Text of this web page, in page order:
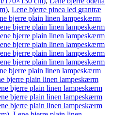
, Lene bjerre pinea led grantræ
bjerre plain linen lampeskærm
bjerre plain linen lampeskærm
bjerre plain linen lampeskærm
bjerre plain linen lampeskærm
bjerre plain linen lampeskærm
bjerre plain linen lampeskærm
bjerre plain linen lampeskærm
bjerre plain linen lampeskærm
bjerre plain linen lampeskærm
bjerre plain linen lampeskærm
bjerre plain linen lampeskærm